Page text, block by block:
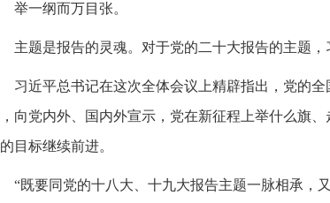
举一纲而万目张。
主题是报告的灵魂。对于党的二十大报告的主题，
习近平总书记在这次全体会议上精辟指出，党的
向党内外、国内外宣示，党在新征程上举什么旗
目标继续前进。
“既要同党的十八大、十九大报告主题一脉相承，